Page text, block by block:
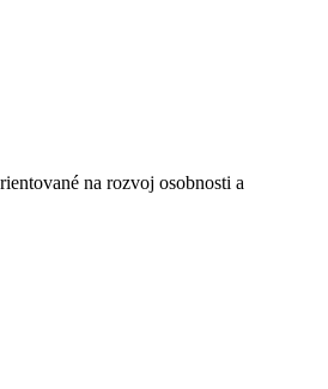
na rozvoj osobnosti a